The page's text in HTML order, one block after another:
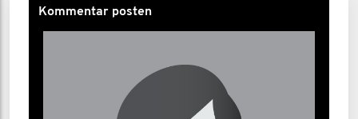
Kommentar posten